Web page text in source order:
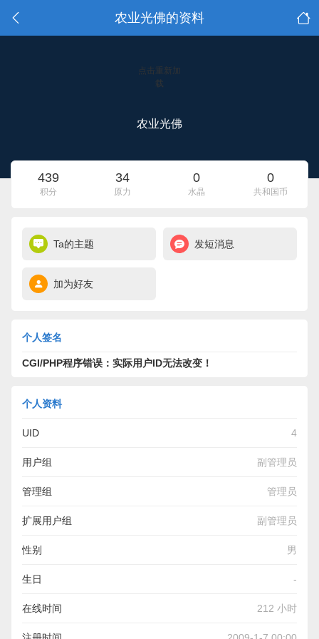
农业光佛的资料
点击重新加
载
农业光佛
439
积分
34
原力
0
水晶
0
共和国币
Ta的主题 发短消息
加为好友
个人签名
CGI/PHP程序错误：实际用户ID无法改变！
个人资料
UID 4
用户组 副管理员
管理组 管理员
扩展用户组 副管理员
性别 男
生日 -
在线时间 212 小时